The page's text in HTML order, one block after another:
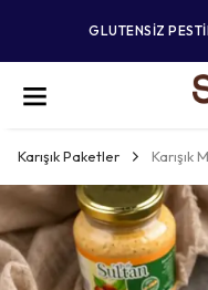
GLUTENSİZ
Karışık Paketler Karışık